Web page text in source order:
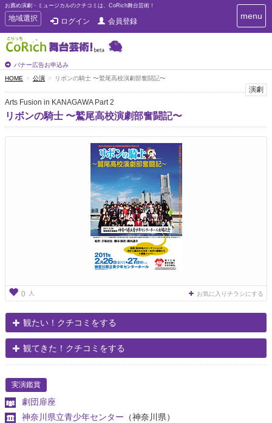
お薦め演劇・ミュージカルのクチコミは、CoRich舞台芸術！
T
o
g
g
e
n
a
v
i
g
地域選択 ログイン 会員登録
バナー広告お申込み
T
o
i
g
menu
HOME 公演 リボンの騎士 〜鷲尾高校演劇部奮闘記〜
演劇
Arts Fusion in KANAGAWA Part 2
リボンの騎士 〜鷲尾高校演劇部奮闘記〜
0 人 お気に入りチラシにする
観たい！クチコミをする
観てきた！クチコミをする
実演鑑賞
劇団扉座
神奈川県立青少年センター （神奈川県）